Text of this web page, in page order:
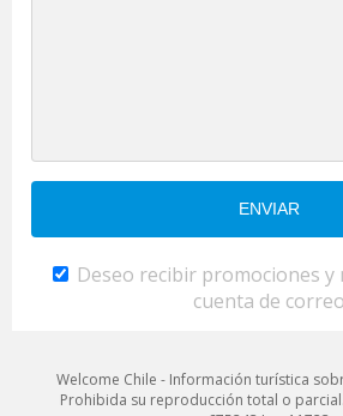
Deseo recibir promociones y
cuenta de correo
Welcome Chile - Información turística
Prohibida su reproducción total o